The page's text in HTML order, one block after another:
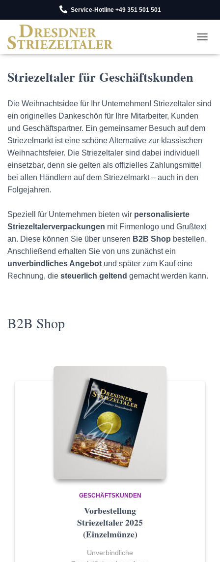
Service-Hotline +49 351 501 501
Striezeltaler für Geschäftskunden
Die Weihnachtsidee für Ihr Unternehmen! Striezeltaler sind
ein originelles Dankeschön für Ihre Mitarbeiter, Kunden
und Geschäftspartner. Ein gemeinsamer Besuch auf dem
Striezelmarkt ist eine schöne Alternative zur klassischen
Weihnachtsfeier. Die Striezeltaler sind dabei individuell
einsetzbar, denn sie gelten als offizielles Zahlungsmittel
bei allen Händlern auf dem Striezelmarkt – auch in den
Folgejahren.
Speziell für Unternehmen bieten wir personalisierte
Striezeltalerverpackungen mit Firmenlogo und Grußtext
an. Diese können Sie über unseren B2B Shop bestellen.
Anschließend erhalten Sie von uns zunächst ein
unverbindliches Angebot und später zum Kauf eine
Rechnung, die steuerlich geltend gemacht werden kann.
B2B Shop
GESCHÄFTSKUNDEN
Vorbestellung
Striezeltaler 2025
(Einzelmünze)
Unverbindliche